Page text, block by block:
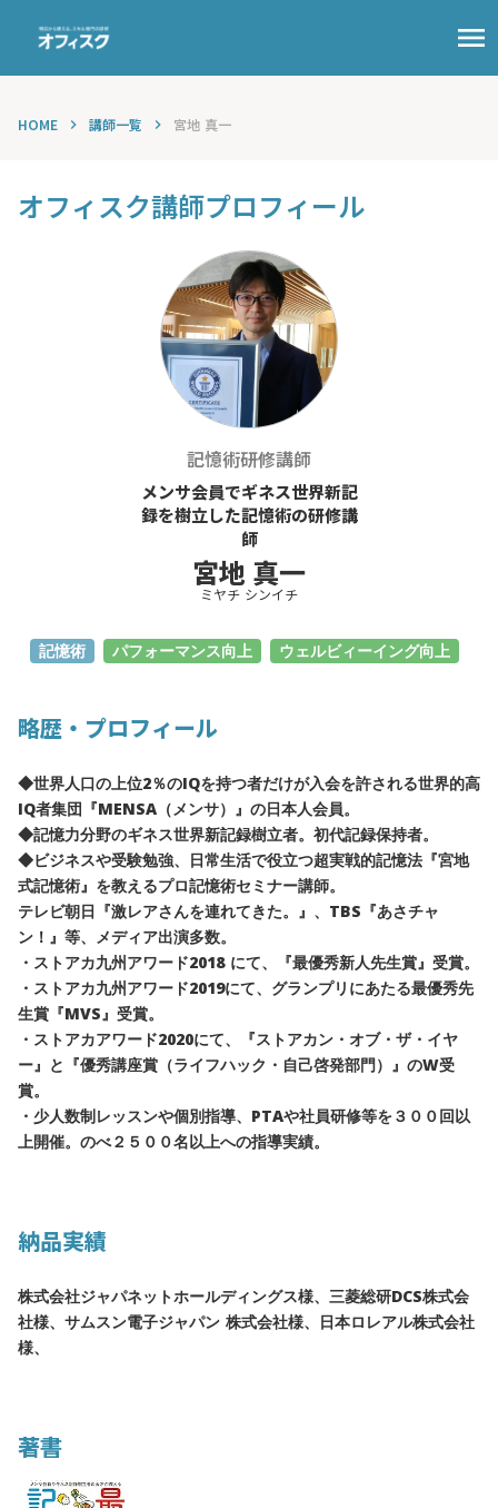
HOME keyboard_arrow_right 講師一覧 keyboard_arrow_right 宮地 真一
オフィスク講師プロフィール
記憶術研修講師
メンサ会員でギネス世界新記
録を樹立した記憶術の研修講
師
宮地 真一
ミヤチ シンイチ
記憶術 パフォーマンス向上 ウェルビィーイング向上
略歴・プロフィール
◆世界人口の上位2％のIQを持つ者だけが入会を許される世界的高
IQ者集団『MENSA（メンサ）』の日本人会員。
◆記憶力分野のギネス世界新記録樹立者。初代記録保持者。
◆ビジネスや受験勉強、日常生活で役立つ超実戦的記憶法『宮地
式記憶術』を教えるプロ記憶術セミナー講師。
テレビ朝日『激レアさんを連れてきた。』、TBS『あさチャ
ン！』等、メディア出演多数。
・ストアカ九州アワード2018 にて、『最優秀新人先生賞』受賞。
・ストアカ九州アワード2019にて、グランプリにあたる最優秀先
生賞『MVS』受賞。
・ストアカアワード2020にて、『ストアカン・オブ・ザ・イヤ
ー』と『優秀講座賞（ライフハック・自己啓発部門）』のW受
賞。
・少人数制レッスンや個別指導、PTAや社員研修等を３００回以
上開催。のべ２５００名以上への指導実績。
納品実績
株式会社ジャパネットホールディングス様、三菱総研DCS株式会
社様、サムスン電子ジャパン 株式会社様、日本ロレアル株式会社
様、
著書
menu